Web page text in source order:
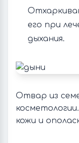
его при
дыхания.
Отвар из
кожи и